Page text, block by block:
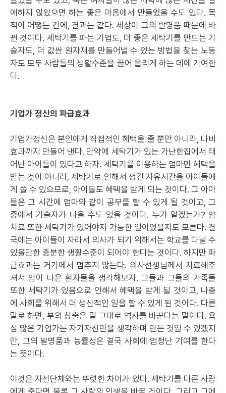
애하지 않았으면 하는 좋은 마음에서 만들었을 수도 있다. 목
적이 어떻든 간에, 결과는 같다. 세상이 그의 발명품 때문에 바
뀐 것이다. 세탁기를 파는 기업도, 더 좋은 세탁기를 만드는 기
술자도, 더 값싼 원자재를 만들어낼 수 있는 방법을 찾는 노동
자도 모두 사람들의 생활수준을 끌어 올리게 하는 데에 기여한
다.
기업가 정신의 파급효과
기업가정신은 본인에게 직접적인 혜택을 줄 뿐만 아니라, 나비
효과까지 만들어 낸다. 만약에 세탁기가 있는 가난한집에서 태
어난 아이들이 있다고 하자. 세탁기를 이용하는 엄마만 혜택을
받는 것이 아니라, 세탁기로 인해서 생긴 자유시간을 아이들에
게 쓸 수 있으므로, 아이들도 혜택을 받게 되는 것이다. 그 아이
들은 그 시간에 엄마와 같이 공부를 할 수 있게 될 것이고, 그
중에서 기술자가 나올 수도 있을 것이다. 누가 알겠는가? 암
치료 또한 세탁기가 있어야지 가능한 일이었을지도 모른다. 결
국에는 아이들이 자라서 의사가 되기 위해서는 학교를 다닐 수
있을만한 충분한 생활수준이 되어야 한다는 것이다. 하지만 파
급효과는 거기에서 멈추지 않는다. 의사선생님께서 치료해주
셔서 암이 나은 환자들을 생각해보자. 그들과 그들의 가족들
또한 세탁기가 있음으로 인해서 혜택을 받게 될 것이고, 나중
에 사회를 위해서 더 생산적인 일을 할 수 있게 된 것이다. 다른
말로 하면, 부의 창출은 말 그대로 역사를 바꾼다는 말이다. 욕
심 많은 기업가는 자기자신만을 생각하며 만든 것일 수 있겠지
만, 그의 발명품과 능률성은 결국 사회에 엄청난 기여를 한다
는 뜻이다.
이것은 자선단체와는 뚜렷한 차이가 있다. 세탁기를 다른 사람